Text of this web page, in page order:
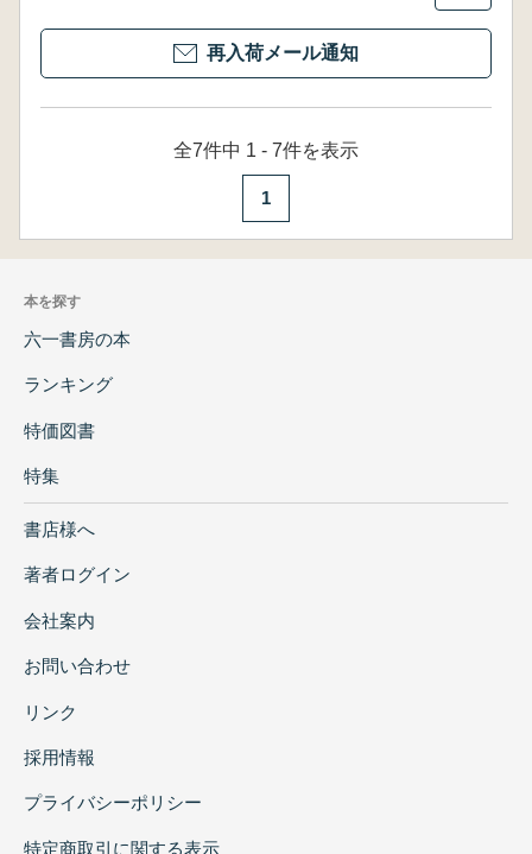
再入荷メール通知
全7件中 1 - 7件を表示
1
本を探す
六一書房の本
ランキング
特価図書
特集
書店様へ
著者ログイン
会社案内
お問い合わせ
リンク
採用情報
プライバシーポリシー
特定商取引に関する表示